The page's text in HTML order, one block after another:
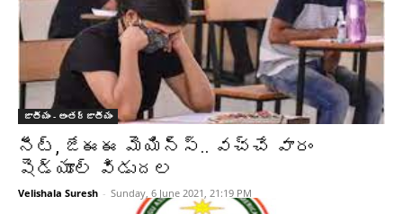
జాతీయం - అంతర్జాతీయం
నీట్, జేఈఈ మెయిన్స్.. వచ్చే వారం
షెడ్యూల్ విడుదల
Velishala Suresh - Sunday, 6 June 2021, 21:19 PM